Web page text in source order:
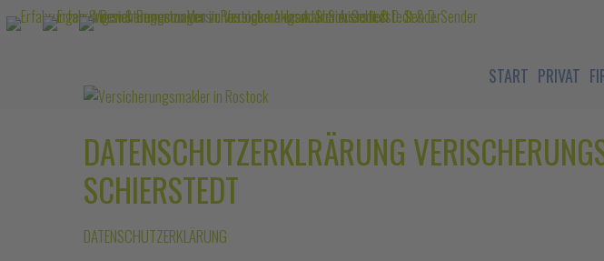
START PRIVAT
DATENSCHUTZERKLRÄRUNG
SCHIERSTEDT
DATENSCHUTZERKLÄRUNG